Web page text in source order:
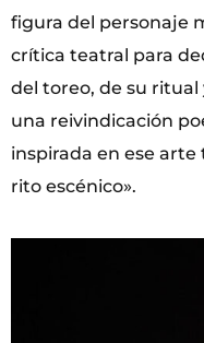
figura del personaje
crítica teatral para
del toreo, de su ritual
una reivindicación
inspirada en ese
rito escénico».